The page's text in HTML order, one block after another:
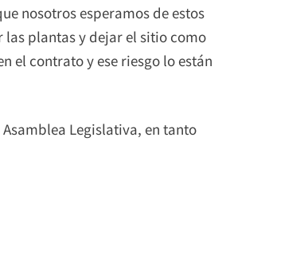
nosotros esperamos de estos
plantas y dejar el sitio como
el contrato y ese riesgo lo están
Legislativa, en tanto